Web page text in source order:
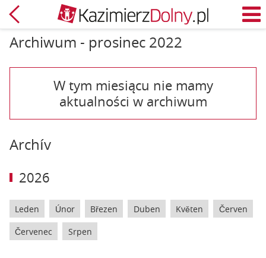
Zpět
Archiwum - prosinec 2022
W tym miesiącu nie mamy
aktualności w archiwum
Archív
2026
Leden Únor Březen Duben Květen Červen
Červenec Srpen